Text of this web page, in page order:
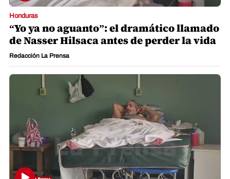
Honduras
“Yo ya no aguanto”: el dramático llamado
de Nasser Hilsaca antes de perder la vida
Redacción La Prensa